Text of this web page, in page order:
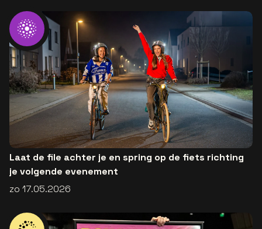
Laat de file achter je en spring op de fiets richting
je volgende evenement
zo 17.05.2026